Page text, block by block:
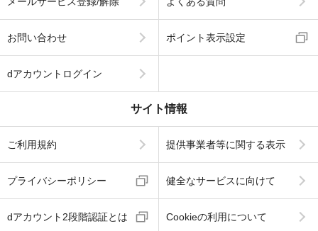
お問い合わせ ポイント表示設定
dアカウントログイン
サイト情報
ご利用規約 提供事業者等に関する表示
プライバシーポリシー 健全なサービスに向けて
dアカウント2段階認証とは Cookieの利用について